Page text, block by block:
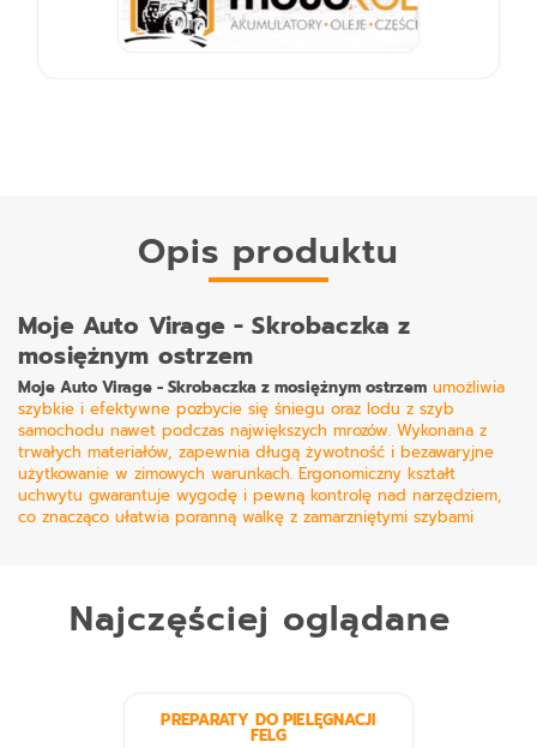
Opis produktu
Moje Auto Virage - Skrobaczka z
mosiężnym ostrzem
Moje Auto Virage - Skrobaczka z mosiężnym ostrzem umożliwia
szybkie i efektywne pozbycie się śniegu oraz lodu z szyb
samochodu nawet podczas największych mrozów. Wykonana z
trwałych materiałów, zapewnia długą żywotność i bezawaryjne
użytkowanie w zimowych warunkach. Ergonomiczny kształt
uchwytu gwarantuje wygodę i pewną kontrolę nad narzędziem,
co znacząco ułatwia poranną walkę z zamarzniętymi szybami
Najczęściej oglądane
PREPARATY DO PIELĘGNACJI
FELG